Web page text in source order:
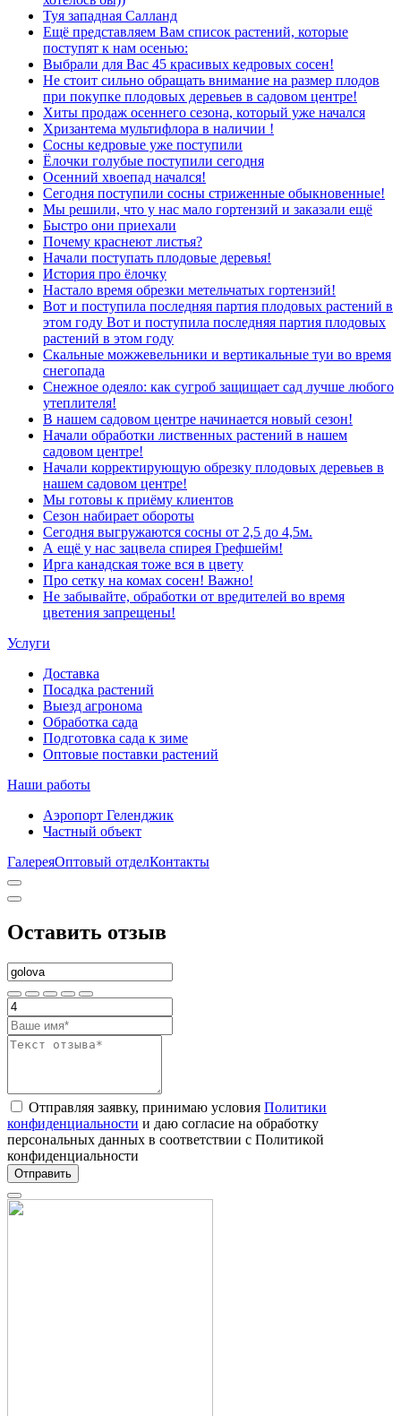
Туя западная Салланд
Ещё представляем Вам список растений, которые
поступят к нам осенью:
Выбрали для Вас 45 красивых кедровых сосен!
Не стоит сильно обращать внимание на размер плодов
при покупке плодовых деревьев в садовом центре!
Хиты продаж осеннего сезона, который уже начался
Хризантема мультифлора в наличии !
Сосны кедровые уже поступили
Ёлочки голубые поступили сегодня
Осенний хвоепад начался!
Сегодня поступили сосны стриженные обыкновенные!
Мы решили, что у нас мало гортензий и заказали ещё
Быстро они приехали
Почему краснеют листья?
Начали поступать плодовые деревья!
История про ёлочку
Настало время обрезки метельчатых гортензий!
Вот и поступила последняя партия плодовых растений в
этом году Вот и поступила последняя партия плодовых
растений в этом году
Скальные можжевельники и вертикальные туи во время
снегопада
Снежное одеяло: как сугроб защищает сад лучше любого
утеплителя!
В нашем садовом центре начинается новый сезон!
Начали обработки лиственных растений в нашем
садовом центре!
Начали корректирующую обрезку плодовых деревьев в
нашем садовом центре!
Мы готовы к приёму клиентов
Сезон набирает обороты
Сегодня выгружаются сосны от 2,5 до 4,5м.
А ещё у нас зацвела спирея Грефшейм!
Ирга канадская тоже вся в цвету
Про сетку на комах сосен! Важно!
Не забывайте, обработки от вредителей во время
цветения запрещены!
Услуги
Доставка
Посадка растений
Выезд агронома
Обработка сада
Подготовка сада к зиме
Оптовые поставки растений
Наши работы
Аэропорт Геленджик
Частный объект
ГалереяОптовый отделКонтакты
Оставить отзыв
Отправляя заявку, принимаю условия Политики
конфиденциальности и даю согласие на обработку
персональных данных в соответствии с Политикой
конфиденциальности
Отправить